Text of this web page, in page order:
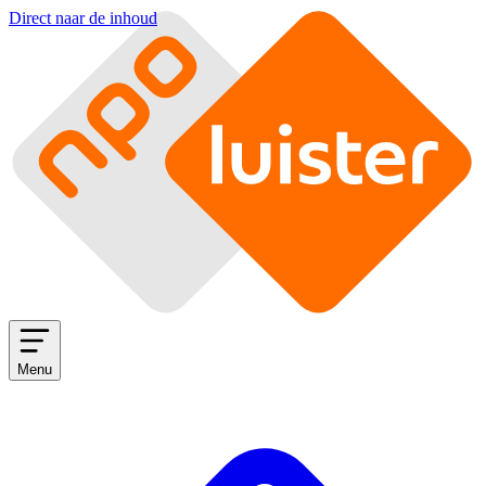
Direct naar de inhoud
Menu